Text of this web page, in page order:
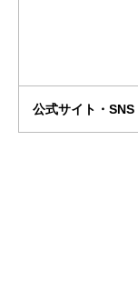
公式サイト・SNS